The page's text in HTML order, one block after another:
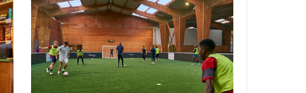
Le foot en salle